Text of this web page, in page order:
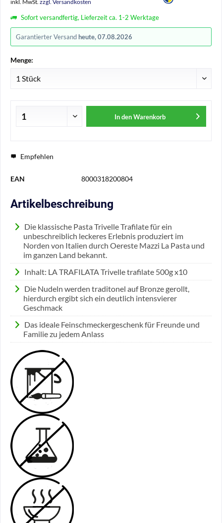
inkl. MwSt. zzgl. Versandkosten
Sofort versandfertig, Lieferzeit ca. 1-2 Werktage
Garantierter Versand heute, 07.08.2026
Menge:
In den Warenkorb
Empfehlen
EAN 8000318200804
Artikelbeschreibung
Die klassische Pasta Trivelle Trafilate für ein
unbeschreiblich leckeres Erlebnis produziert im
Norden von Italien durch Oereste Mazzi La Pasta und
im ganzen Land bekannt.
Inhalt: LA TRAFILATA Trivelle trafilate 500g x10
Die Nudeln werden traditonel auf Bronze gerollt,
hierdurch ergibt sich ein deutlich intensvierer
Geschmack
Das ideale Feinschmeckergeschenk für Freunde und
Familie zu jedem Anlass